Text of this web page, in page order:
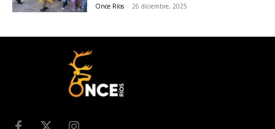
Once Ríos - 26 diciembre, 2025